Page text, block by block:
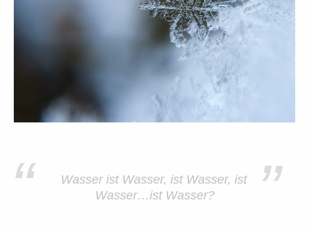
”
“
Wasser ist Wasser, ist Wasser, ist
Wasser…ist Wasser?